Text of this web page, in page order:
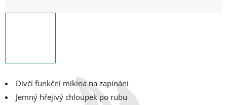
Dívčí funkční mikina na zapínání
Jemný hřejivý chloupek po rubu